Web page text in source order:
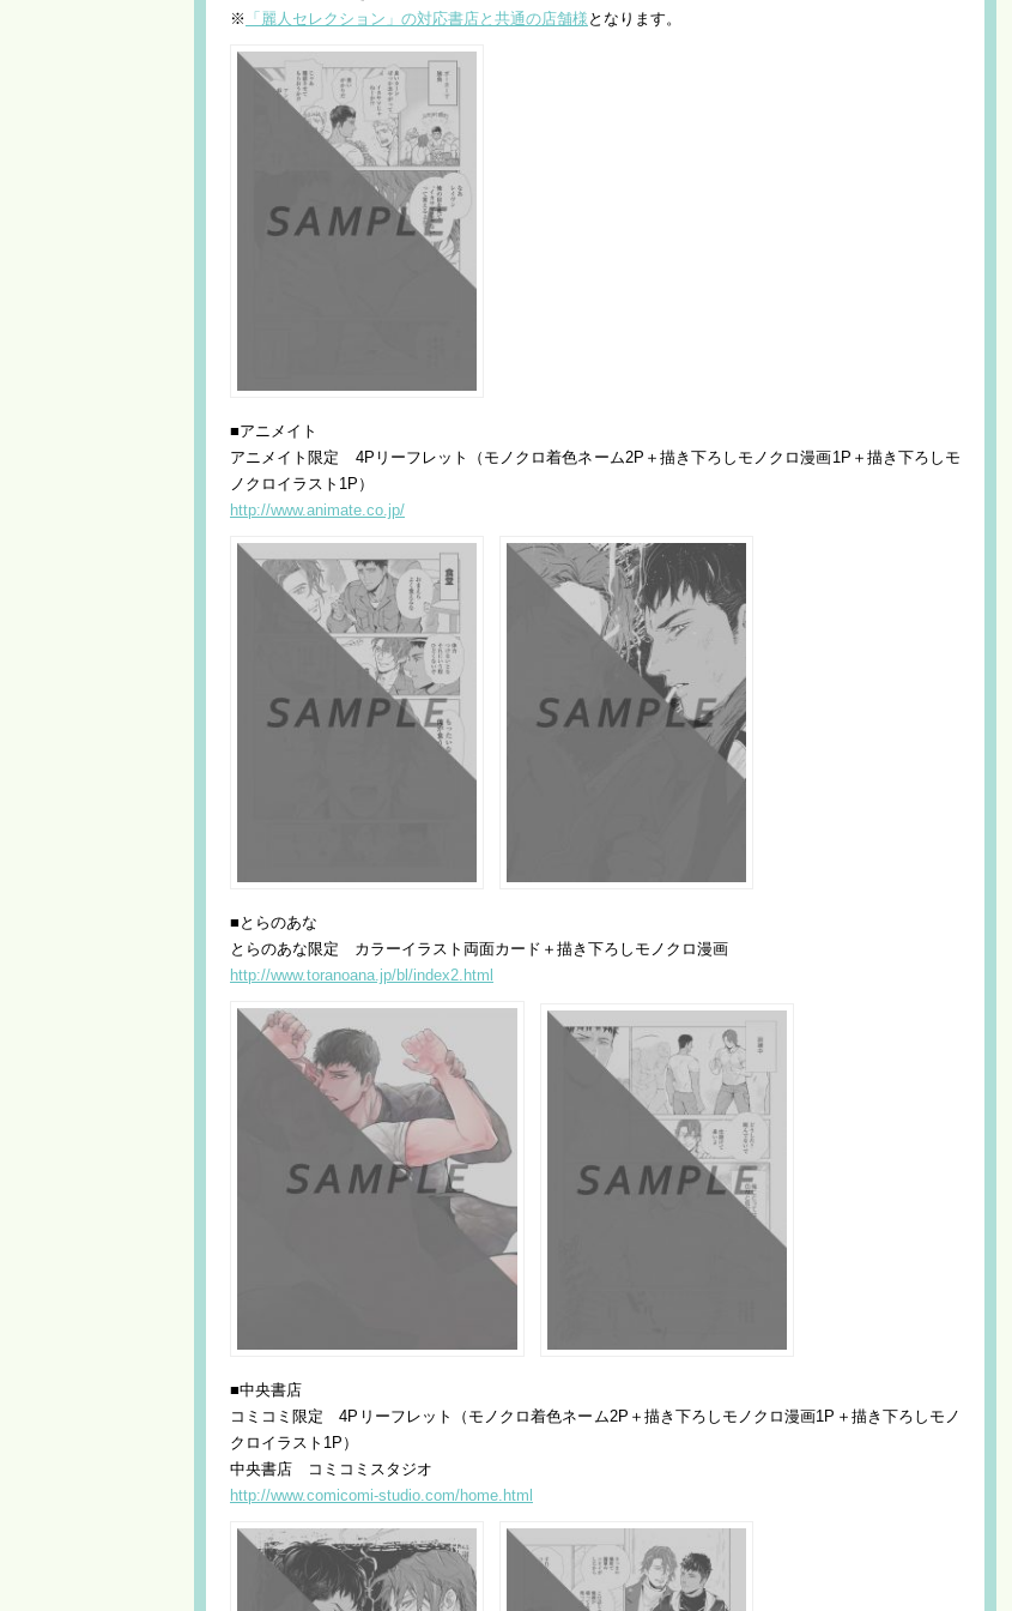
※ 「麗人セレクション」の対応書店と共通の店舗様 となります。
■アニメイト
アニメイト限定 4Pリーフレット（モノクロ着色ネーム2P＋描き下ろしモノクロ漫画1P＋描き下ろしモ
ノクロイラスト1P）
http://www.animate.co.jp/
■とらのあな
とらのあな限定 カラーイラスト両面カード＋描き下ろしモノクロ漫画
http://www.toranoana.jp/bl/index2.html
■中央書店
コミコミ限定 4Pリーフレット（モノクロ着色ネーム2P＋描き下ろしモノクロ漫画1P＋描き下ろしモノ
クロイラスト1P）
中央書店 コミコミスタジオ
http://www.comicomi-studio.com/home.html